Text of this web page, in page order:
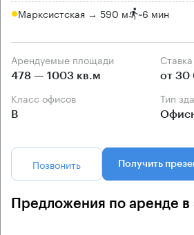
Марксистская → 590 м ~6 мин
Арендуемые площади
478 — 1003 кв.м от 30
Класс офисов
B
Тип
Позвонить Получить
Предложения по аренде в